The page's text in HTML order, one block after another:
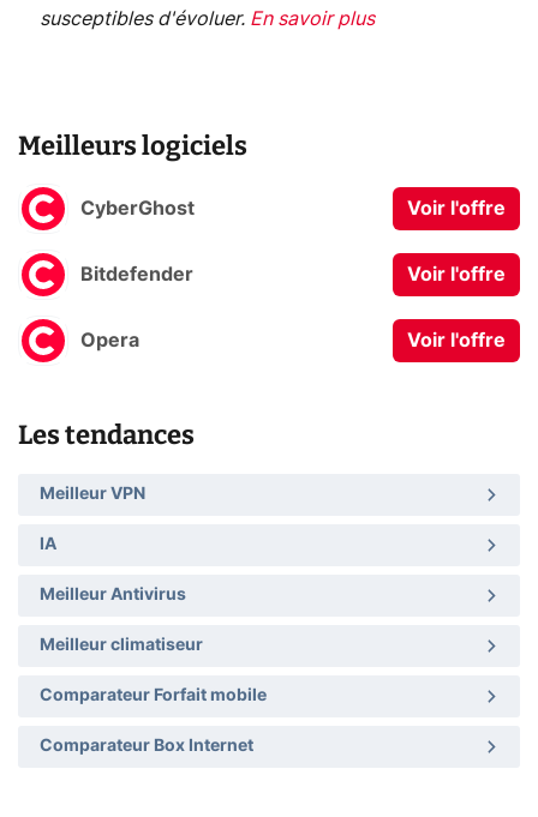
susceptibles d'évoluer. En savoir plus
Meilleurs logiciels
CyberGhost Voir l'offre
Bitdefender Voir l'offre
Opera Voir l'offre
Les tendances
Meilleur VPN
IA
Meilleur Antivirus
Meilleur climatiseur
Comparateur Forfait mobile
Comparateur Box Internet